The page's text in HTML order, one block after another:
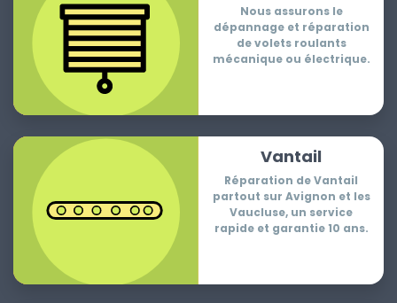
Nous assurons le
dépannage et réparation
de volets roulants
mécanique ou électrique.
Vantail
Réparation de Vantail
partout sur Avignon et les
Vaucluse, un service
rapide et garantie 10 ans.